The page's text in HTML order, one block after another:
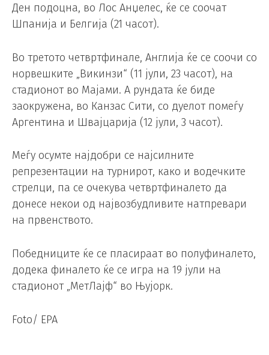
Ден подоцна, во Лос Анџелес, ќе се соочат
Шпанија и Белгија (21 часот).
Во третото четвртфинале, Англија ќе се соочи со
норвешките „Викинзи“ (11 јули, 23 часот), на
стадионот во Мајами. А рундата ќе биде
заокружена, во Канзас Сити, со дуелот помеѓу
Аргентина и Швајцарија (12 јули, 3 часот).
Меѓу осумте најдобри се најсилните
репрезентации на турнирот, како и водечките
стрелци, па се очекува четвртфиналето да
донесе некои од највозбудливите натпревари
на првенството.
Победниците ќе се пласираат во полуфиналето,
додека финалето ќе се игра на 19 јули на
стадионот „МетЛајф“ во Њујорк.
Foto/ EPA